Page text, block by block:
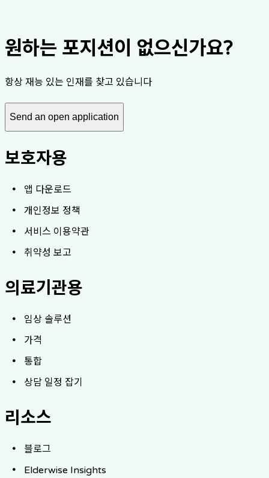
원하는 포지션이 없으신가요?
항상 재능 있는 인재를 찾고 있습니다
Send an open application
보호자용
앱 다운로드
개인정보 정책
서비스 이용약관
취약성 보고
의료기관용
임상 솔루션
가격
통합
상담 일정 잡기
리소스
블로그
Elderwise Insights